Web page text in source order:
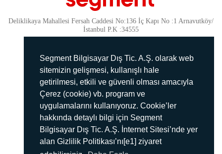
Segment Bilgisayar Dış Tic. A.Ş. olarak web
sitemizin gelişmesi, kullanışlı hale
getirilmesi, etkili ve güvenli olması amacıyla
Çerez (cookie) vb. program ve
uygulamalarını kullanıyoruz. Cookie’ler
hakkında detaylı bilgi için Segment
Bilgisayar Dış Tic. A.Ş. İnternet Sitesi’nde yer
alan Gizlilik Politikası’nı[e1] ziyaret
Deliklikaya Mahallesi Fersah Caddesi No:136 İç Kapı No :1 Arnavutköy/
İstanbul P.K :34555
Güvenlik
KVKK Politikamız
Gizlilik Politikamız
Aydınlatma Metni
İmha Politikası
444 78 99
info@segment.com.tr